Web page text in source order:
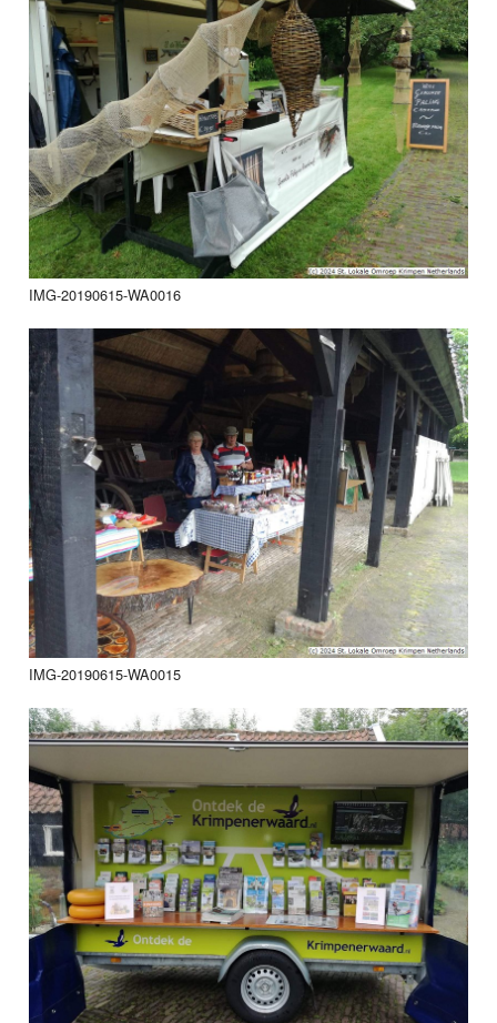
IMG-20190615-WA0016
IMG-20190615-WA0015